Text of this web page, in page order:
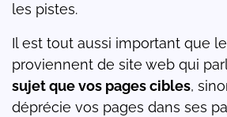
les pistes.
Il est tout aussi important que
proviennent de site web qui
sujet que vos pages cibles,
déprécie vos pages dans ses